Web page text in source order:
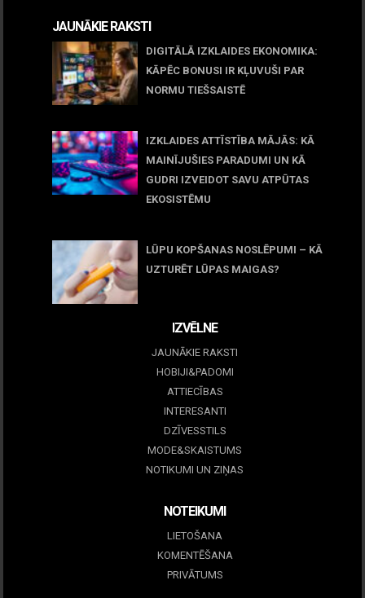
JAUNĀKIE RAKSTI
DIGITĀLĀ IZKLAIDES EKONOMIKA:
KĀPĒC BONUSI IR KĻUVUŠI PAR
NORMU TIEŠSAISTĒ
IZKLAIDES ATTĪSTĪBA MĀJĀS: KĀ
MAINĪJUŠIES PARADUMI UN KĀ
GUDRI IZVEIDOT SAVU ATPŪTAS
EKOSISTĒMU
LŪPU KOPŠANAS NOSLĒPUMI – KĀ
UZTURĒT LŪPAS MAIGAS?
IZVĒLNE
JAUNĀKIE RAKSTI
HOBIJI&PADOMI
ATTIECĪBAS
INTERESANTI
DZĪVESSTILS
MODE&SKAISTUMS
NOTIKUMI UN ZIŅAS
NOTEIKUMI
LIETOŠANA
KOMENTĒŠANA
PRIVĀTUMS